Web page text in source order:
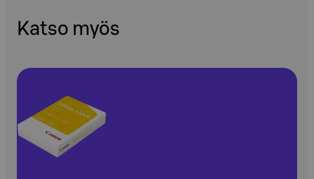
Katso myös